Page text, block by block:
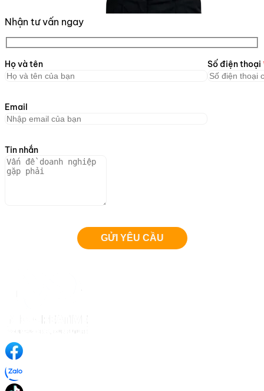
Nhận tư vấn ngay
Họ và tên Số điện thoại
Email
Tin nhắn